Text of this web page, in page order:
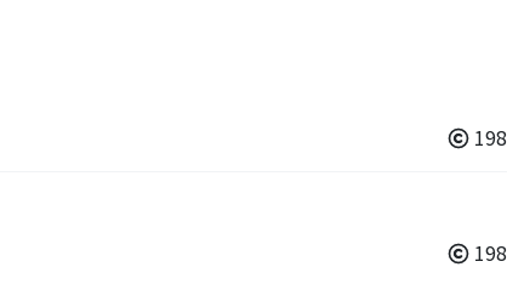
198
198